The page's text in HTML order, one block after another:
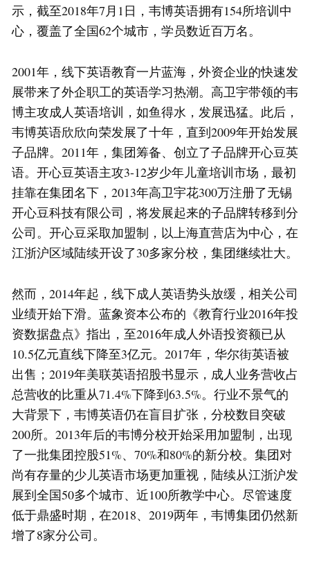
示，截至2018年7月1日，韦博英语拥有154所培训中
心，覆盖了全国62个城市，学员数近百万名。
2001年，线下英语教育一片蓝海，外资企业的快速发
展带来了外企职工的英语学习热潮。高卫宇带领的韦
博主攻成人英语培训，如鱼得水，发展迅猛。此后，
韦博英语欣欣向荣发展了十年，直到2009年开始发展
子品牌。2011年，集团筹备、创立了子品牌开心豆英
语。开心豆英语主攻3-12岁少年儿童培训市场，最初
挂靠在集团名下，2013年高卫宇花300万注册了无锡
开心豆科技有限公司，将发展起来的子品牌转移到分
公司。开心豆采取加盟制，以上海直营店为中心，在
江浙沪区域陆续开设了30多家分校，集团继续壮大。
然而，2014年起，线下成人英语势头放缓，相关公司
业绩开始下滑。蓝象资本公布的《教育行业2016年投
资数据盘点》指出，至2016年成人外语投资额已从
10.5亿元直线下降至3亿元。2017年，华尔街英语被
出售；2019年美联英语招股书显示，成人业务营收占
总营收的比重从71.4%下降到63.5%。行业不景气的
大背景下，韦博英语仍在盲目扩张，分校数目突破
200所。2013年后的韦博分校开始采用加盟制，出现
了一批集团控股51%、70%和80%的新分校。集团对
尚有存量的少儿英语市场更加重视，陆续从江浙沪发
展到全国50多个城市、近100所教学中心。尽管速度
低于鼎盛时期，在2018、2019两年，韦博集团仍然新
增了8家分公司。